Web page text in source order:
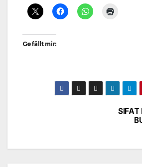
Gefällt mir: